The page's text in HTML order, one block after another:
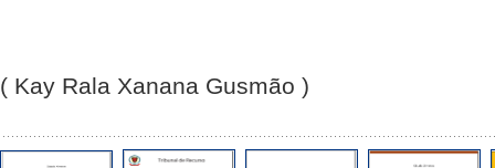
( Kay Rala Xanana Gusmão )